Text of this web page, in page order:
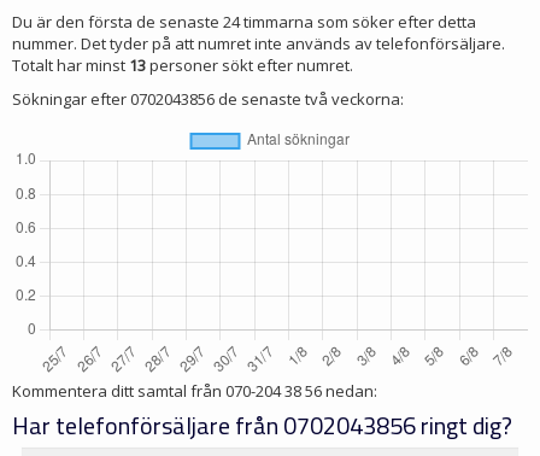
Du är den första de senaste 24 timmarna som söker efter detta
nummer. Det tyder på att numret inte används av telefonförsäljare.
Totalt har minst 13personer sökt efter numret.
Sökningar efter 0702043856 de senaste två veckorna:
Kommentera ditt samtal från 070-204 38 56nedan:
Har telefonförsäljare från 0702043856 ringt dig?